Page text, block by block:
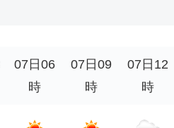
07日06
時
07日09
時
07日12
時